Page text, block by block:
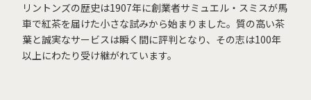
リントンズの歴史は1907年に創業者サミュエル・スミスが馬
車で紅茶を届けた小さな試みから始まりました。質の高い茶
葉と誠実なサービスは瞬く間に評判となり、その志は100年
以上にわたり受け継がれています。